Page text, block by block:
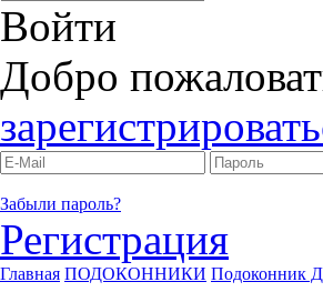
Войти
Добро
Забыли пароль?
Регистрация
Главная ПОДОКОННИКИ Подоконник